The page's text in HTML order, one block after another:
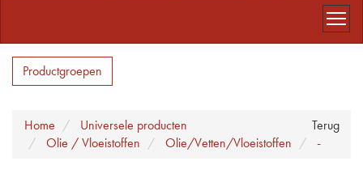
Productgroepen
Terug
Home
Universele producten
Olie / Vloeistoffen
Olie/Vetten/Vloeistoffen -